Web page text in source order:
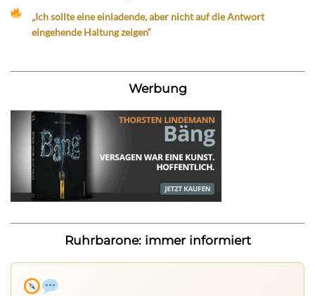
„Ich sollte eine einladende, aber nicht auf die Antwort
eingehende Haltung zeigen“
Werbung
Ruhrbarone: immer informiert